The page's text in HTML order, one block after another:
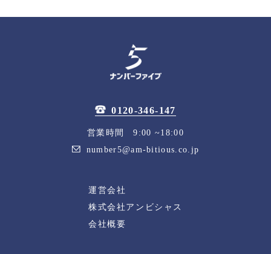
0120-346-147
営業時間 9:00 ~18:00
number5@am-bitious.co.jp
運営会社
株式会社アンビシャス
会社概要